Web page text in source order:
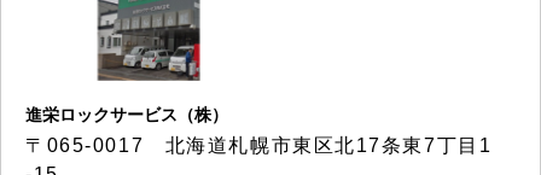
進栄ロックサービス（株）
〒065-0017 北海道札幌市東区北17条東7丁目1